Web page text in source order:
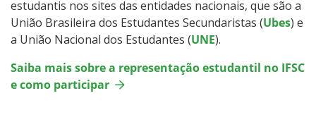
estudantis nos sites das entidades nacionais, que são a
União Brasileira dos Estudantes Secundaristas (Ubes) e
a União Nacional dos Estudantes (UNE).
Saiba mais sobre a representação estudantil no IFSC
e como participar